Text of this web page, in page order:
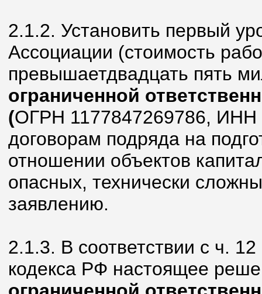
2.1.2. Установить первый
Ассоциации (стоимость
превышаетдвадцать пять
ограниченной
(ОГРН 1177847269786, ИНН
договорам подряда на
отношении объектов
опасных, технически
заявлению.
2.1.3. В соответствии с ч.
кодекса РФ настоящее